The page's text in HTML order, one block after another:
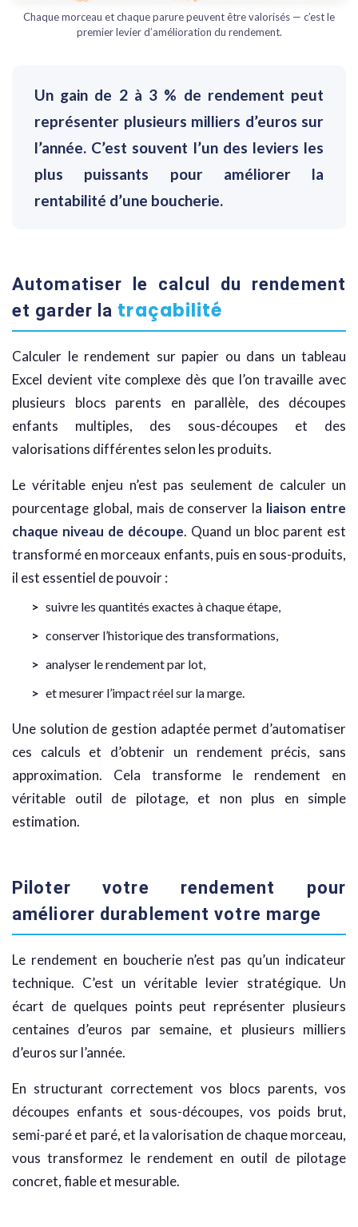
Chaque morceau et chaque parure peuvent être valorisés — c’est le
premier levier d’amélioration du rendement.
Un gain de 2 à 3 % de rendement peut
représenter plusieurs milliers d’euros sur
l’année. C’est souvent l’un des leviers les
plus puissants pour améliorer la
rentabilité d’une boucherie.
Automatiser le calcul du rendement
et garder la traçabilité
Calculer le rendement sur papier ou dans un tableau
Excel devient vite complexe dès que l’on travaille avec
plusieurs blocs parents en parallèle, des découpes
enfants multiples, des sous-découpes et des
valorisations différentes selon les produits.
Le véritable enjeu n’est pas seulement de calculer un
pourcentage global, mais de conserver la liaison entre
chaque niveau de découpe. Quand un bloc parent est
transformé en morceaux enfants, puis en sous-produits,
il est essentiel de pouvoir :
suivre les quantités exactes à chaque étape,
conserver l’historique des transformations,
analyser le rendement par lot,
et mesurer l’impact réel sur la marge.
Une solution de gestion adaptée permet d’automatiser
ces calculs et d’obtenir un rendement précis, sans
approximation. Cela transforme le rendement en
véritable outil de pilotage, et non plus en simple
estimation.
Piloter votre rendement pour
améliorer durablement votre marge
Le rendement en boucherie n’est pas qu’un indicateur
technique. C’est un véritable levier stratégique. Un
écart de quelques points peut représenter plusieurs
centaines d’euros par semaine, et plusieurs milliers
d’euros sur l’année.
En structurant correctement vos blocs parents, vos
découpes enfants et sous-découpes, vos poids brut,
semi-paré et paré, et la valorisation de chaque morceau,
vous transformez le rendement en outil de pilotage
concret, fiable et mesurable.